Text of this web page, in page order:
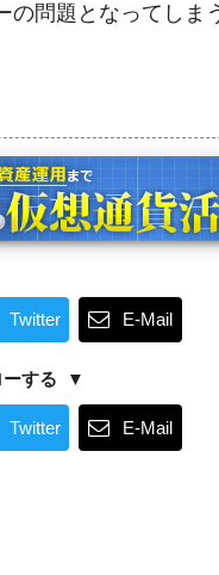
の問題となってしま
Twitter E-Mail
する
Twitter E-Mail